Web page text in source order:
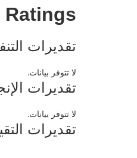
Ratings
تقديرات
لا تتوفر بيانات.
تقديرات
لا تتوفر بيانات.
تقديرات